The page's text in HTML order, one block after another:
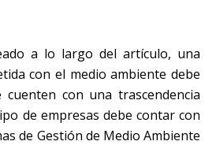
a lo largo del artículo, una
con el medio ambiente debe
con una trascendencia
de empresas debe contar con
de Gestión de Medio Ambiente